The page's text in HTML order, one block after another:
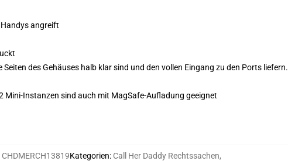
Handys angreift
des Gehäuses halb klar sind und den vollen Eingang zu den Ports liefern.
Mini-Instanzen sind auch mit MagSafe-Aufladung geeignet
CHDMERCH13819Kategorien: Call Her Daddy Rechtssachen,